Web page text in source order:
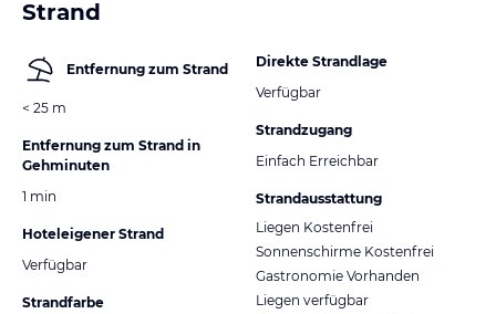
Strand
Entfernung zum Strand
< 25 m
Entfernung zum Strand in
Gehminuten
1 min
Hoteleigener Strand
Verfügbar
Strandfarbe
Direkte Strandlage
Verfügbar
Strandzugang
Einfach Erreichbar
Strandausstattung
Liegen Kostenfrei
Sonnenschirme Kostenfrei
Gastronomie Vorhanden
Liegen verfügbar